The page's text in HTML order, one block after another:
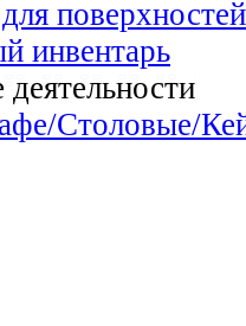
поверхностей
инвентарь
Столовые/